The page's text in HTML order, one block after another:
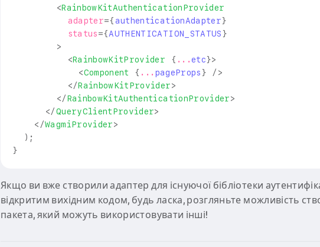
<RainbowKitAuthenticationProvider
adapter={ authenticationAdapter}
status={AUTHENTICATION_STATUS }
>
<RainbowKitProvider { ...etc}>
<Component { ... pageProps }
/>
</RainbowKitProvider>
</RainbowKitAuthenticationProvider>
</QueryClientProvider>
</WagmiProvider>
) ;
}
Якщо ви вже створили адаптер для існуючої бібліотеки
відкритим вихідним кодом, будь ласка, розгляньте можливість
пакета, який можуть використовувати інші!